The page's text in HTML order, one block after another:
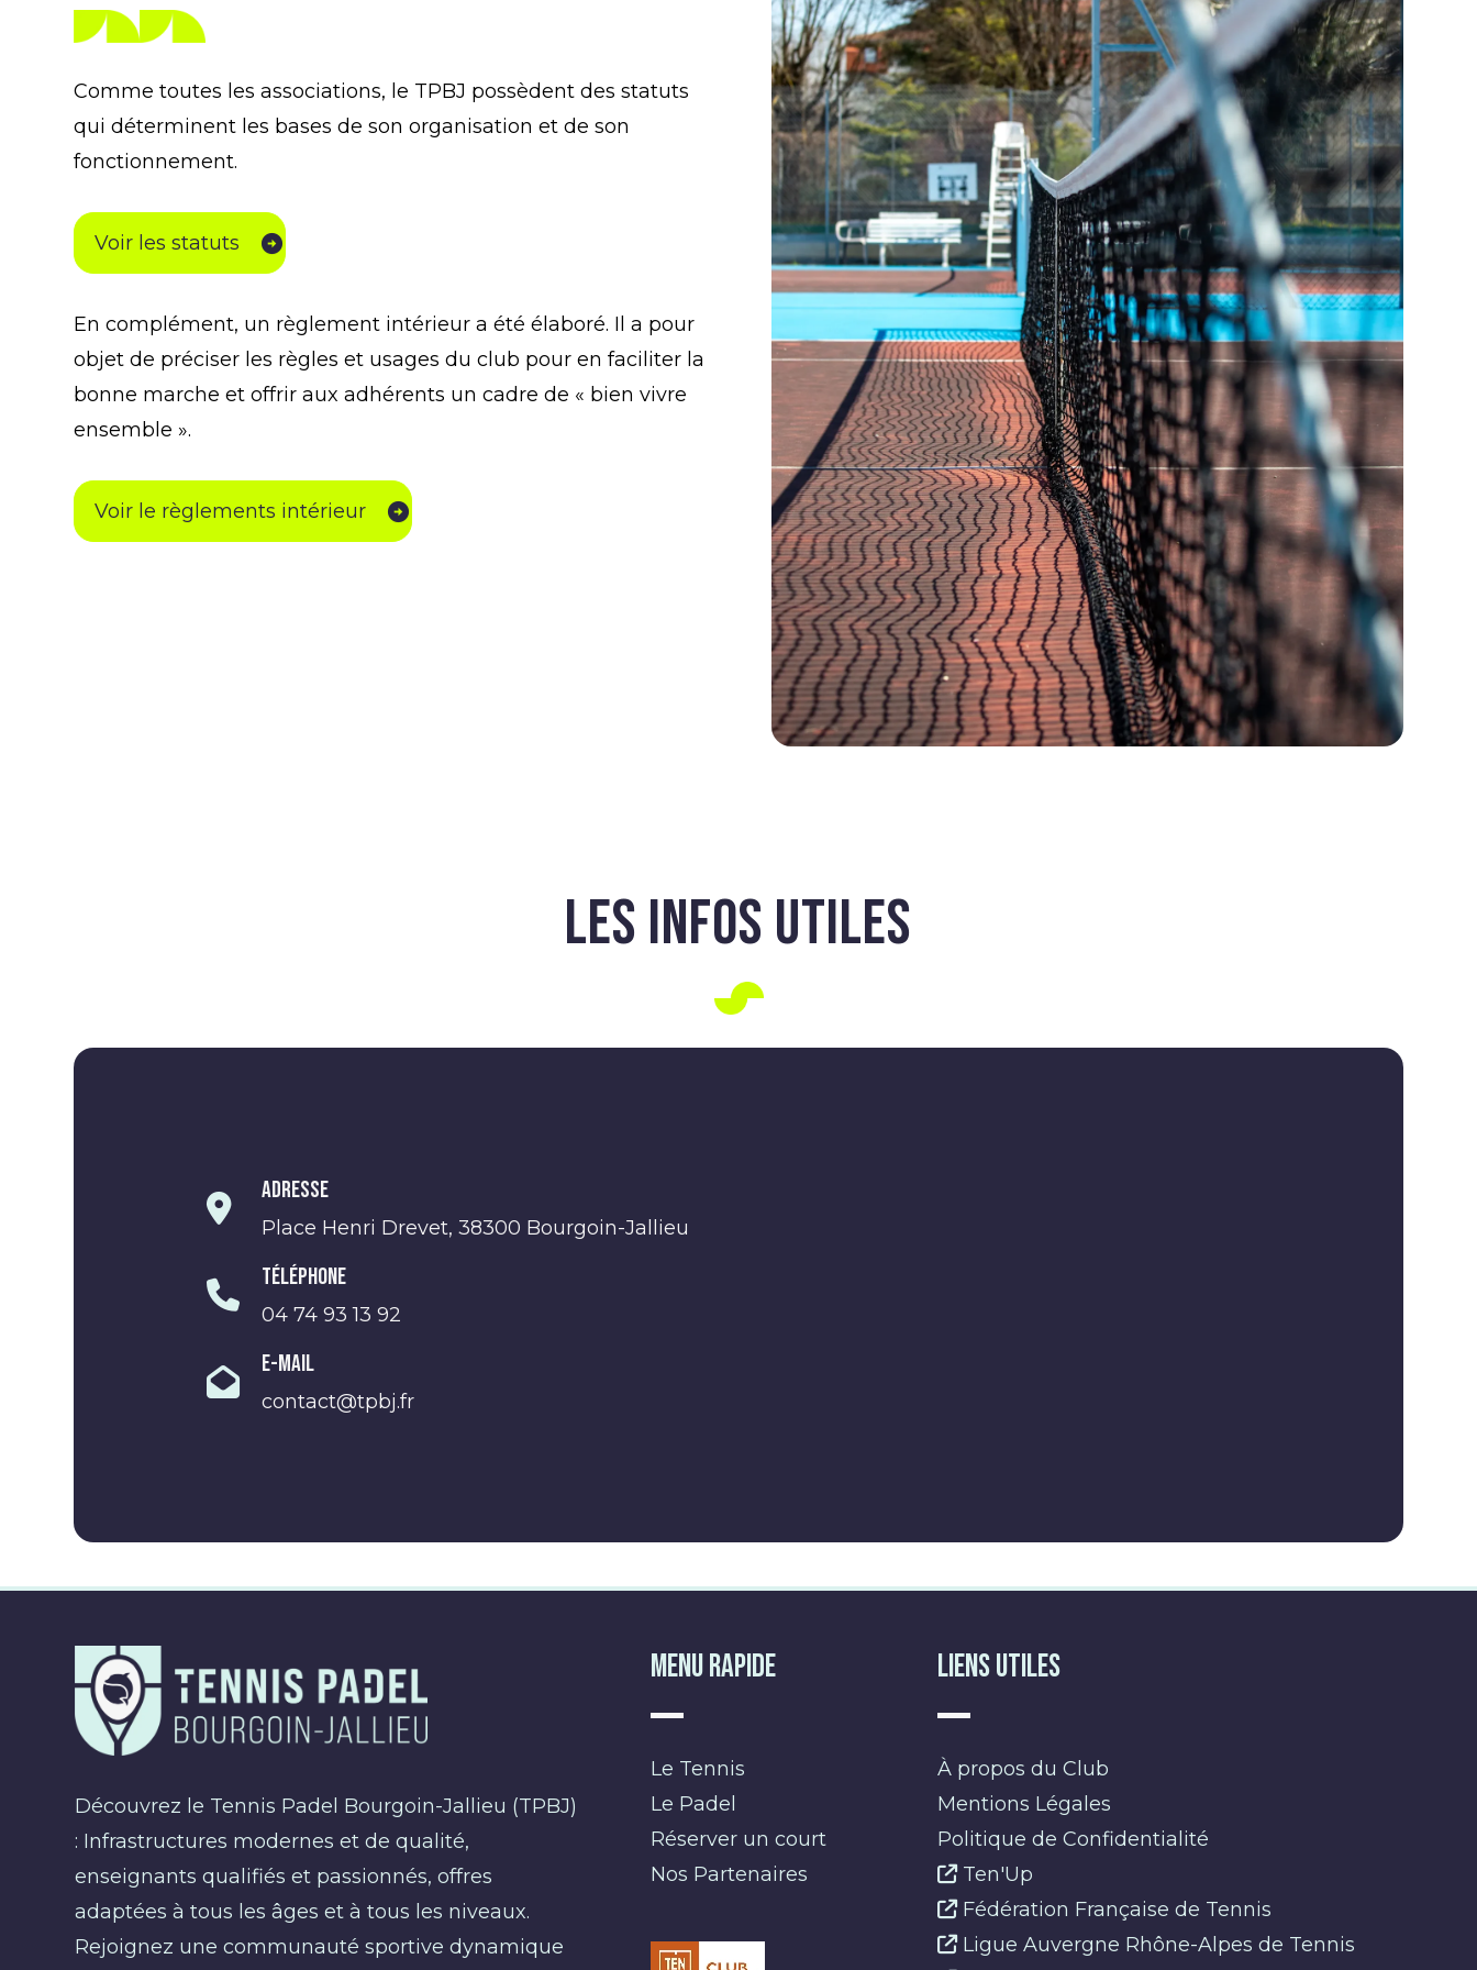
Comme toutes les associations, le TPBJ possèdent des statuts
qui déterminent les bases de son organisation et de son
fonctionnement.
Voir les statuts
En complément, un règlement intérieur a été élaboré. Il a pour
objet de préciser les règles et usages du club pour en faciliter la
bonne marche et offrir aux adhérents un cadre de « bien vivre
ensemble ».
Voir le règlements intérieur
LES INFOS UTILES
Adresse
Place Henri Drevet, 38300 Bourgoin-Jallieu
Téléphone
04 74 93 13 92
E-Mail
contact@tpbj.fr
Découvrez le Tennis Padel Bourgoin-Jallieu (TPBJ)
: Infrastructures modernes et de qualité,
enseignants qualifiés et passionnés, offres
adaptées à tous les âges et à tous les niveaux.
Rejoignez une communauté sportive dynamique
Menu Rapide
Le Tennis
Le Padel
Réserver un court
Nos Partenaires
Liens Utiles
À propos du Club
Mentions Légales
Politique de Confidentialité
Ten'Up
Fédération Française de Tennis
Ligue Auvergne Rhône-Alpes de Tennis